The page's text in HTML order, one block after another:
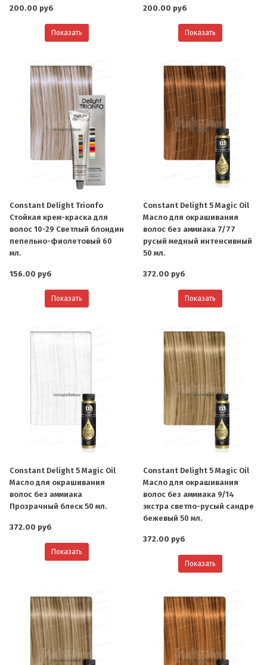
200.00 руб
Показать
200.00 руб
Показать
Constant Delight Trionfo
Стойкая крем-краска для
волос 10-29 Светлый блондин
пепельно-фиолетовый 60
мл.
156.00 руб
Показать
Constant Delight 5 Magic Oil
Масло для окрашивания
волос без аммиака 7/77
русый медный интенсивный
50 мл.
372.00 руб
Показать
Constant Delight 5 Magic Oil
Масло для окрашивания
волос без аммиака
Прозрачный блеск 50 мл.
372.00 руб
Показать
Constant Delight 5 Magic Oil
Масло для окрашивания
волос без аммиака 9/14
экстра светло-русый сандре
бежевый 50 мл.
372.00 руб
Показать